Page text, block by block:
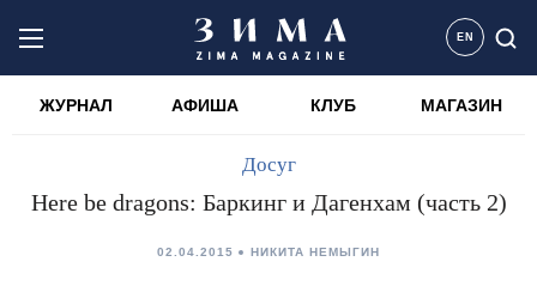
EN
ЖУРНАЛ АФИША КЛУБ МАГАЗИН
Досуг
Here be dragons: Баркинг и Дагенхам (часть 2)
02.04.2015 НИКИТА НЕМЫГИН